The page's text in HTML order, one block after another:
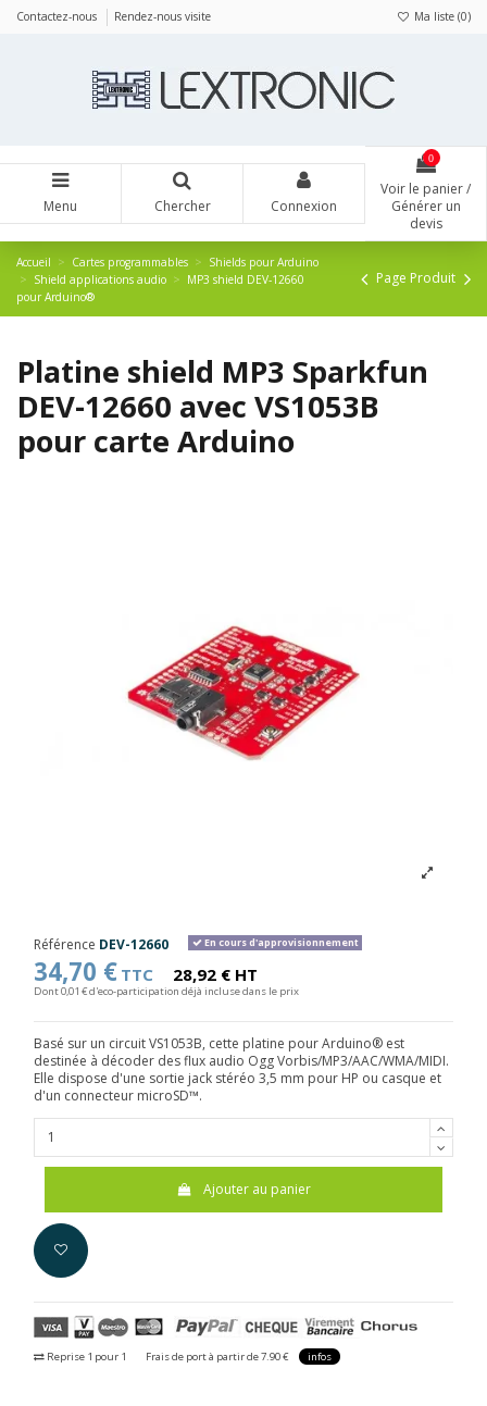
Contactez-nous Rendez-nous visite Ma liste (0)
Menu Chercher Connexion
0
Voir le panier /
Générer un
devis
Accueil Cartes programmables
Shields pour Arduino
Shield applications audio
MP3 shield DEV-12660
pour Arduino®
Page Produit
Platine shield MP3 Sparkfun
DEV-12660 avec VS1053B
pour carte Arduino
Référence DEV-12660 En cours d'approvisionnement
34,70 € TTC 28,92 € HT
Dont 0,01 € d'eco-participation déjà incluse dans le prix
Basé sur un circuit VS1053B, cette platine pour Arduino® est
destinée à décoder des flux audio Ogg Vorbis/MP3/AAC/WMA/MIDI.
Elle dispose d'une sortie jack stéréo 3,5 mm pour HP ou casque et
d'un connecteur microSD™.
Ajouter au panier
Reprise 1 pour 1 Frais de port à partir de 7.90 € infos
Panneau de gestion des cookies